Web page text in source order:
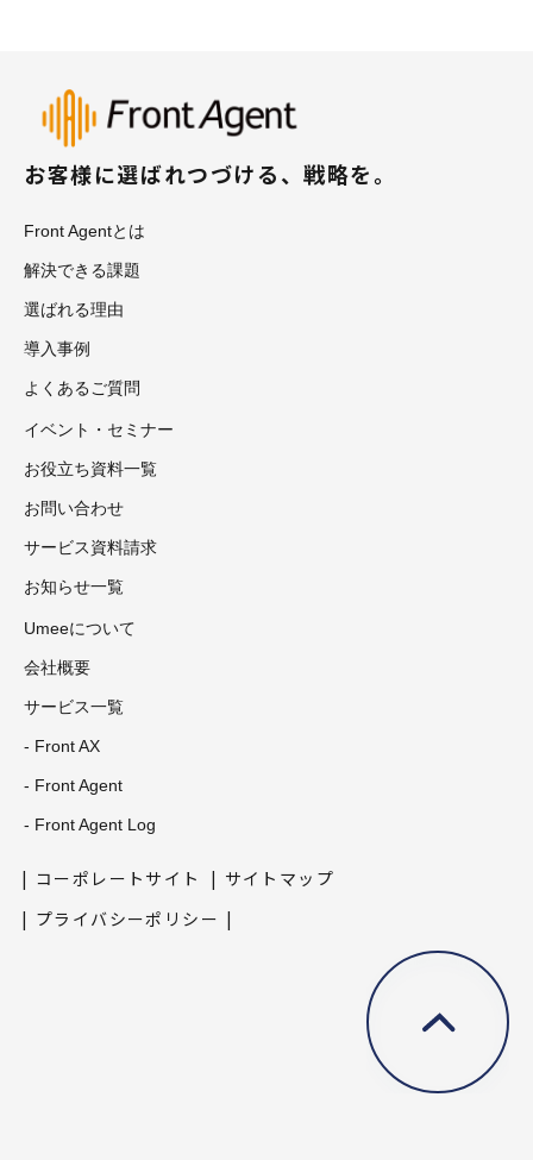
お客様に選ばれつづける、戦略を。
Front Agentとは
解決できる課題
選ばれる理由
導入事例
よくあるご質問
イベント・セミナー
お役立ち資料一覧
お問い合わせ
サービス資料請求
お知らせ一覧
Umeeについて
会社概要
サービス一覧
- Front AX
- Front Agent
- Front Agent Log
コーポレートサイト
サイトマップ
プライバシーポリシー